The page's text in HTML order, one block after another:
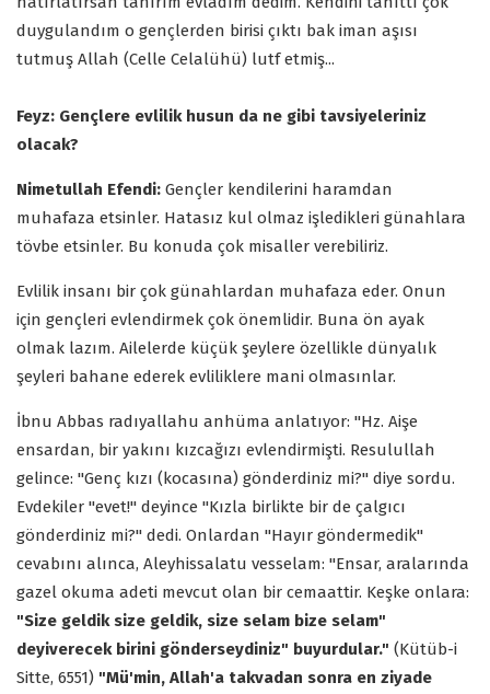
duygulandım o gençlerden birisi çıktı bak iman aşısı
tutmuş Allah (Celle Celalühü) lutf etmiş...
Feyz: Gençlere evlilik husun da ne gibi tavsiyeleriniz
olacak?
Nimetullah Efendi: Gençler kendilerini haramdan
muhafaza etsinler. Hatasız kul olmaz işledikleri günahlara
tövbe etsinler. Bu konuda çok misaller verebiliriz.
Evlilik insanı bir çok günahlardan muhafaza eder. Onun
için gençleri evlendirmek çok önemlidir. Buna ön ayak
olmak lazım. Ailelerde küçük şeylere özellikle dünyalık
şeyleri bahane ederek evliliklere mani olmasınlar.
İbnu Abbas radıyallahu anhüma anlatıyor: "Hz. Aişe
ensardan, bir yakını kızcağızı evlendirmişti. Resulullah
gelince: "Genç kızı (kocasına) gönderdiniz mi?" diye sordu.
Evdekiler "evet!" deyince "Kızla birlikte bir de çalgıcı
gönderdiniz mi?" dedi. Onlardan "Hayır göndermedik"
cevabını alınca, Aleyhissalatu vesselam: "Ensar, aralarında
gazel okuma adeti mevcut olan bir cemaattir. Keşke onlara:
"Size geldik size geldik, size selam bize selam"
deyiverecek birini gönderseydiniz" buyurdular." (Kütüb-i
Sitte, 6551) "Mü'min, Allah'a takvadan sonra en ziyade